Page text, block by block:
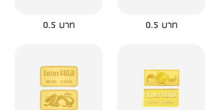
0.5 บาท 0.5 บาท